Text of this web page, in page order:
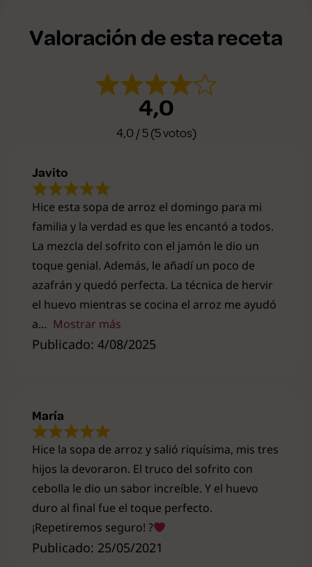
Valoración de esta receta
4,0
4,0 / 5 (5 votos)
Publicado: 4/08/2025
Hice esta sopa de arroz el domingo para mi
familia y la verdad es que les encantó a todos.
La mezcla del sofrito con el jamón le dio un
toque genial. Además, le añadí un poco de
azafrán y quedó perfecta. La técnica de hervir
el huevo mientras se cocina el arroz me ayudó
a
Mostrar más
Javito
Publicado: 25/05/2021
Hice la sopa de arroz y salió riquísima, mis tres
hijos la devoraron. El truco del sofrito con
cebolla le dio un sabor increíble. Y el huevo
duro al final fue el toque perfecto.
¡Repetiremos seguro! ?
María